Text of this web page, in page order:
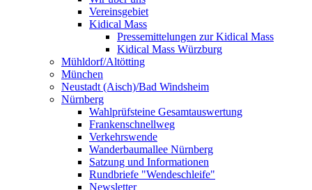
Vereinsgebiet
Kidical Mass
Pressemittelungen zur Kidical Mass
Kidical Mass Würzburg
Mühldorf/Altötting
München
Neustadt (Aisch)/Bad Windsheim
Nürnberg
Wahlprüfsteine Gesamtauswertung
Frankenschnellweg
Verkehrswende
Wanderbaumallee Nürnberg
Satzung und Informationen
Rundbriefe "Wendeschleife"
Newsletter